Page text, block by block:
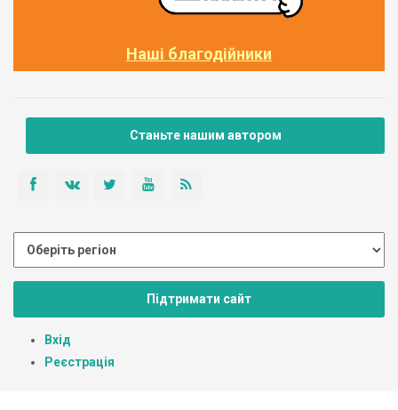
Наші благодійники
Станьте нашим автором
Підтримати сайт
Вхід
Реєстрація